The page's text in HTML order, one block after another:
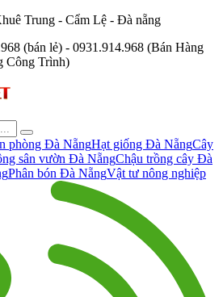
Trung - Cẩm Lệ - Đà nẵng
(bán lẻ) - 0931.914.968 (Bán Hàng
Công Trình)
phòng Đà NẵngHạt giống Đà NẵngCây
sân vườn Đà NẵngChậu trồng cây Đà
Phân bón Đà NẵngVật tư nông nghiệp